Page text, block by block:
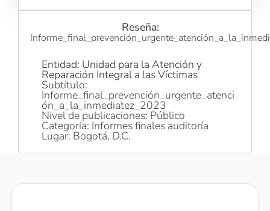
Reseña:
Entidad: Unidad para la Atención y
Reparación Integral a las Víctimas
Subtítulo:
Informe_final_prevención_urgente_atenci
ón_a_la_inmediatez_2023
Nivel de publicaciones: Público
Categoría: Informes finales auditoría
Lugar: Bogotá, D.C.